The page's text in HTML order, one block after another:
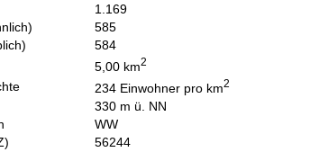
1.169
585
584
5,00 km2
234 Einwohner pro km2
330 m ü. NN
WW
56244